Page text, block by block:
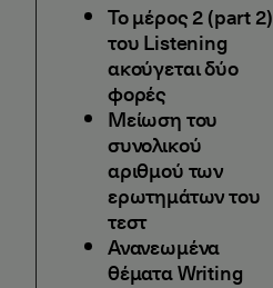
Το μέρος 2 (part 2)
του Listening
ακούγεται δύο
φορές
Μείωση του
συνολικού
αριθμού των
ερωτημάτων του
τεστ
Ανανεωμένα
θέματα Writing